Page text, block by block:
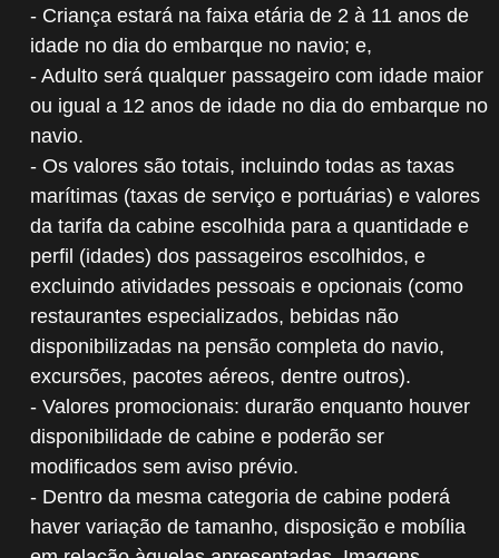
- Criança estará na faixa etária de 2 à 11 anos de
idade no dia do embarque no navio; e,
- Adulto será qualquer passageiro com idade maior
ou igual a 12 anos de idade no dia do embarque no
navio.
- Os valores são totais, incluindo todas as taxas
marítimas (taxas de serviço e portuárias) e valores
da tarifa da cabine escolhida para a quantidade e
perfil (idades) dos passageiros escolhidos, e
excluindo atividades pessoais e opcionais (como
restaurantes especializados, bebidas não
disponibilizadas na pensão completa do navio,
excursões, pacotes aéreos, dentre outros).
- Valores promocionais: durarão enquanto houver
disponibilidade de cabine e poderão ser
modificados sem aviso prévio.
- Dentro da mesma categoria de cabine poderá
haver variação de tamanho, disposição e mobília